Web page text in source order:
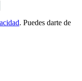
. Puedes darte de